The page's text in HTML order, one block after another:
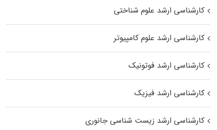
کارشناسی ارشد علوم شناختی
کارشناسی ارشد علوم کامپیوتر
کارشناسی ارشد فوتونیک
کارشناسی ارشد فیزیک
کارشناسی ارشد زیست‌ شناسی جانوری